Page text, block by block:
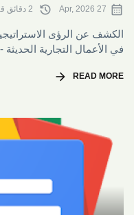
calendar_month
27 Apr, 2026
history
الكشف عن الرؤى
في الأعمال التجارية الحديثة - SHRM
READ MORE
arrow_forward